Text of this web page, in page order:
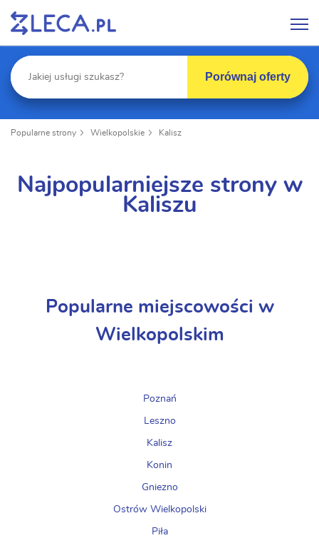
Porównaj oferty
Popularne strony Wielkopolskie Kalisz
Najpopularniejsze strony w
Kaliszu
Popularne miejscowości w
Wielkopolskim
Poznań
Leszno
Kalisz
Konin
Gniezno
Ostrów Wielkopolski
Piła